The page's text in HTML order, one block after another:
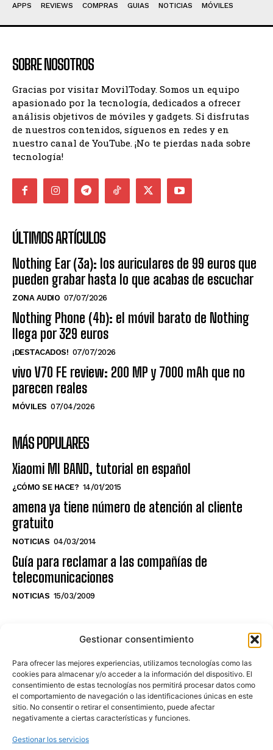
Gestionar consentimiento
Para ofrecer las mejores experiencias, utilizamos tecnologías como las
cookies para almacenar y/o acceder a la información del dispositivo. El
consentimiento de estas tecnologías nos permitirá procesar datos como
el comportamiento de navegación o las identificaciones únicas en este
sitio. No consentir o retirar el consentimiento, puede afectar
negativamente a ciertas características y funciones.
Gestionar los servicios
APPS REVIEWS COMPRAS GUIAS NOTICIAS MÓVILES
SOBRE NOSOTROS
Gracias por visitar MovilToday. Somos un equipo
apasionado por la tecnología, dedicados a ofrecer
análisis objetivos de móviles y gadgets. Si disfrutas
de nuestros contenidos, síguenos en redes y en
nuestro canal de YouTube. ¡No te pierdas nada sobre
tecnología!
ÚLTIMOS ARTÍCULOS
Nothing Ear (3a): los auriculares de 99 euros que
pueden grabar hasta lo que acabas de escuchar
ZONA AUDIO 07/07/2026
Nothing Phone (4b): el móvil barato de Nothing
llega por 329 euros
¡DESTACADOS! 07/07/2026
vivo V70 FE review: 200 MP y 7000 mAh que no
parecen reales
MÓVILES 07/04/2026
MÁS POPULARES
Xiaomi MI BAND, tutorial en español
¿CÓMO SE HACE? 14/01/2015
amena ya tiene número de atención al cliente
gratuito
NOTICIAS 04/03/2014
Guía para reclamar a las compañías de
telecomunicaciones
NOTICIAS 15/03/2009
NO TE PIERDAS LO ÚLTIMO DEL CANAL
Haz clic en «Estoy de acuerdo» para
activar Youtube
POLÍTICA DE COOKIES